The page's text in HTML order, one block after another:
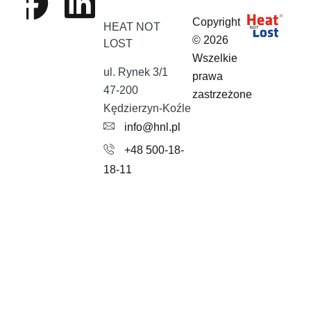
HEAT NOT
LOST
ul. Rynek 3/1
47-200
Kędzierzyn-Koźle
info@hnl.pl
+48 500-18-
18-11
Copyright
© 2026
Wszelkie
prawa
zastrzeżone